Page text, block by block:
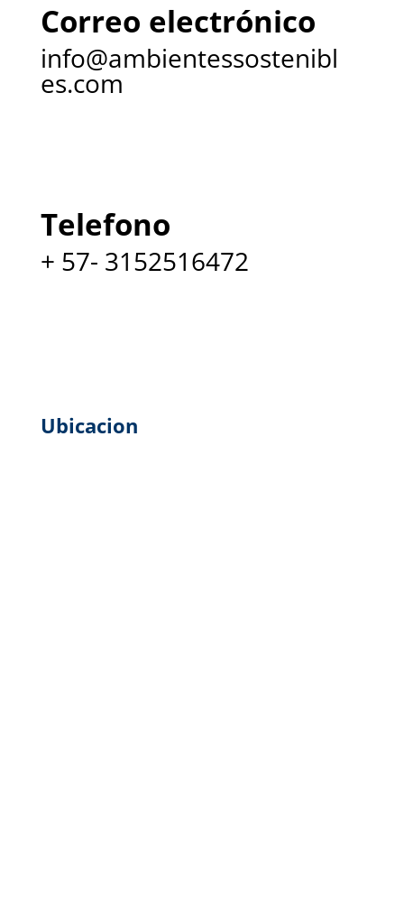
Correo electrónico
info@ambientessostenibl
es.com
Telefono
+ 57- 3152516472
Ubicacion